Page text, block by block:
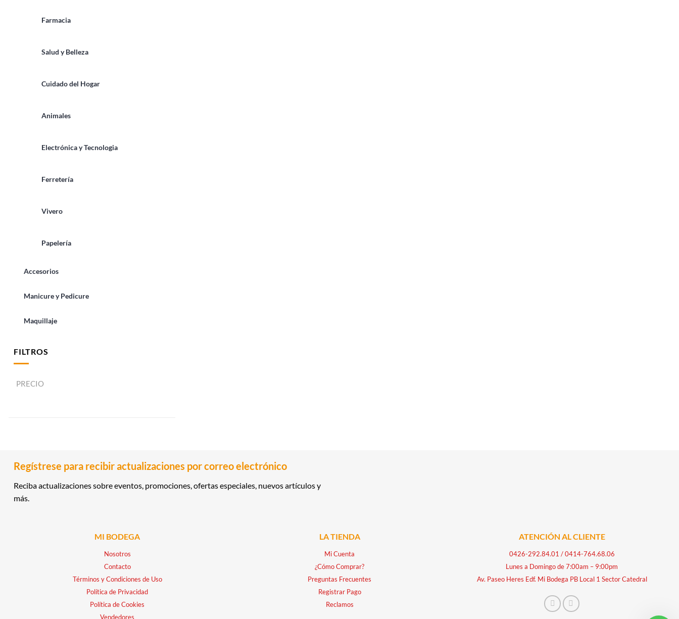
Farmacia
Salud y Belleza
Cuidado del Hogar
Animales
Electrónica y Tecnologia
Ferretería
Vivero
Papelería
Accesorios
Manicure y Pedicure
Maquillaje
FILTROS
PRECIO
Regístrese para recibir actualizaciones por correo electrónico
Reciba actualizaciones sobre eventos, promociones, ofertas especiales, nuevos artículos y
más.
MI BODEGA
Nosotros
Contacto
Términos y Condiciones de Uso
Política de Privacidad
Política de Cookies
Vendedores
LA TIENDA
Mi Cuenta
¿Cómo Comprar?
Preguntas Frecuentes
Registrar Pago
Reclamos
ATENCIÓN AL CLIENTE
0426-292.84.01 /0414-764.68.06
Lunes a Domingo de 7:00am – 9:00pm
Av. Paseo Heres Edf. Mi Bodega PB Local 1 Sector Catedral